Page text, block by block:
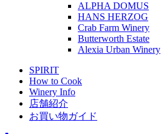
ALPHA DOMUS
HANS HERZOG
Crab Farm Winery
Butterworth Estate
Alexia Urban Winery
SPIRIT
How to Cook
Winery Info
店舗紹介
お買い物ガイド